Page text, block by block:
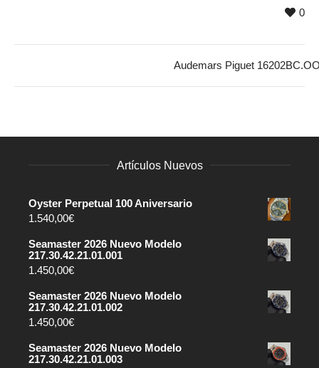
0
Audemars Piguet
Artículos Nuevos
Oyster Perpetual 100 Aniversario
1.540,00€
Seamaster 2026 Nuevo Modelo
217.30.42.21.01.001
1.450,00€
Seamaster 2026 Nuevo Modelo
217.30.42.21.01.002
1.450,00€
Seamaster 2026 Nuevo Modelo
217.30.42.21.01.003